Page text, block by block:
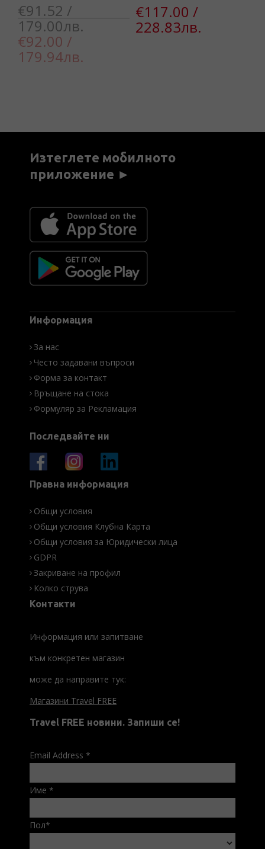
€91.52 /
179.00лв.
€92.00 /
179.94лв.
€117.00 /
228.83лв.
Изтеглете мобилното
приложение ►
Информация
За нас
Често задавани въпроси
Форма за контакт
Връщане на стока
Формуляр за Рекламация
Последвайте ни
Правна информация
Общи условия
Общи условия Клубна Карта
Общи условия за Юридически лица
GDPR
Закриване на профил
Колко струва
Контакти
Информация или запитване
към конкретен магазин
може да направите тук:
Магазини Travel FREE
Travel FREE новини. Запиши се!
Email Address *
Име *
Пол*